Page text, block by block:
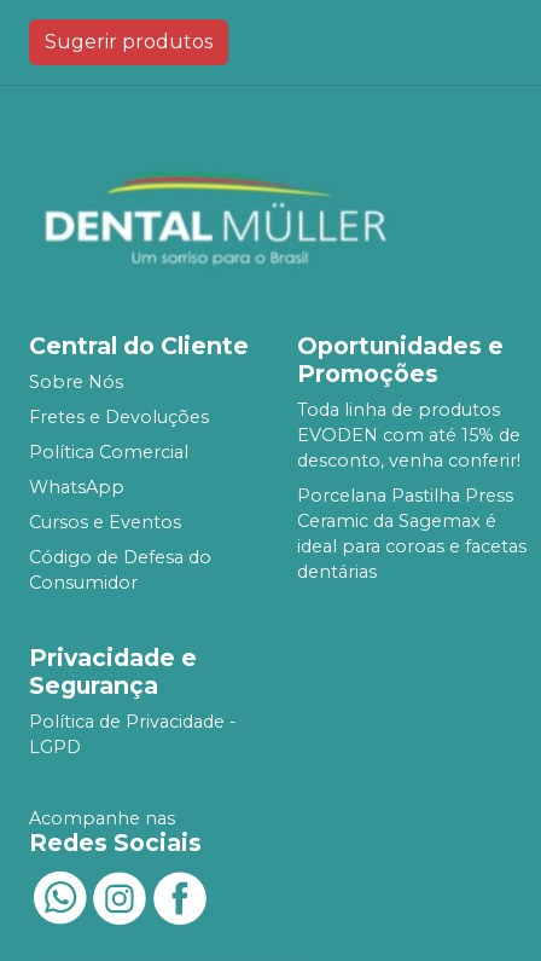
Sugerir produtos
Central do Cliente
Sobre Nós
Fretes e Devoluções
Política Comercial
WhatsApp
Cursos e Eventos
Código de Defesa do
Consumidor
Oportunidades e
Promoções
Toda linha de produtos
EVODEN com até 15% de
desconto, venha conferir!
Porcelana Pastilha Press
Ceramic da Sagemax é
ideal para coroas e facetas
dentárias
Privacidade e
Segurança
Política de Privacidade -
LGPD
Acompanhe nas
Redes Sociais